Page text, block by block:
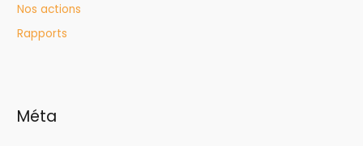
Nos actions
Rapports
Méta